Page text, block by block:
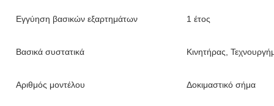
Εγγύηση βασικών εξαρτημάτων 1 έτος
Βασικά συστατικά Κινητήρας,
Αριθμός μοντέλου Δοκιμαστικό σήμα